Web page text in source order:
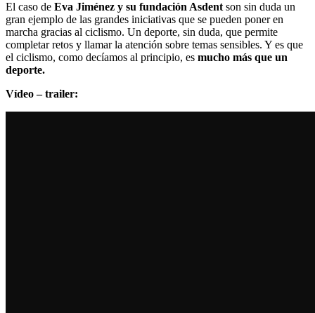
El caso de Eva Jiménez y su fundación Asdent son sin duda un
gran ejemplo de las grandes iniciativas que se pueden poner en
marcha gracias al ciclismo. Un deporte, sin duda, que permite
completar retos y llamar la atención sobre temas sensibles. Y es que
el ciclismo, como decíamos al principio, es mucho más que un
deporte.
Vídeo – trailer: